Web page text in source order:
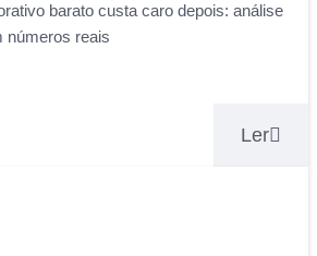
barato custa caro depois: análise
números reais
Ler